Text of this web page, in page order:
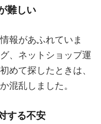
難しい
報があふれていま
、ネットショップ運
て探したときは、
混乱しました。
する不安